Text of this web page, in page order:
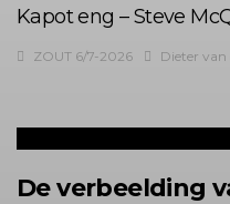
Kapot eng – Steve
ZOUT 6/7-2026 Dieter van
De verbeelding